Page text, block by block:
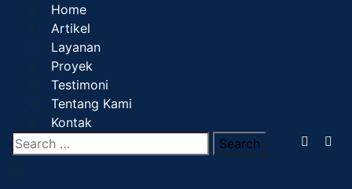
Home
Artikel
Layanan
Proyek
Testimoni
Tentang Kami
Kontak
x